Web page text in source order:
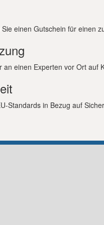
nur samstags vom 23.05. bis
außer Samstag und
unter 8 Jahren.
gegen eine zusätzliche
einen Gutschein für einen
einen Experten vor Ort auf
Standards in Bezug auf